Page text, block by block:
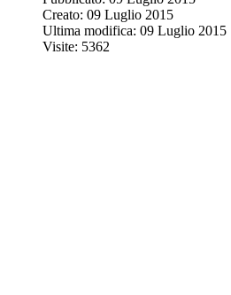
Creato: 09 Luglio 2015
Ultima modifica: 09 Luglio 2015
Visite: 5362